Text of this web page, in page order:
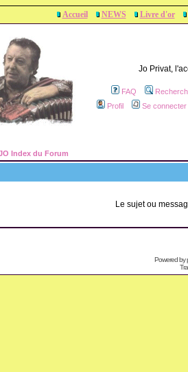
Accueil NEWS Livre d'or
Jo Privat,
FAQ
Profil
Se
Index du Forum
Le sujet ou
Powered by